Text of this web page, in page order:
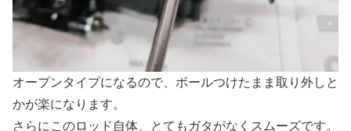
オープンタイプになるので、ボールつけたまま取り外しと
かが楽になります。
さらにこのロッド自体、とてもガタがなくスムーズです。